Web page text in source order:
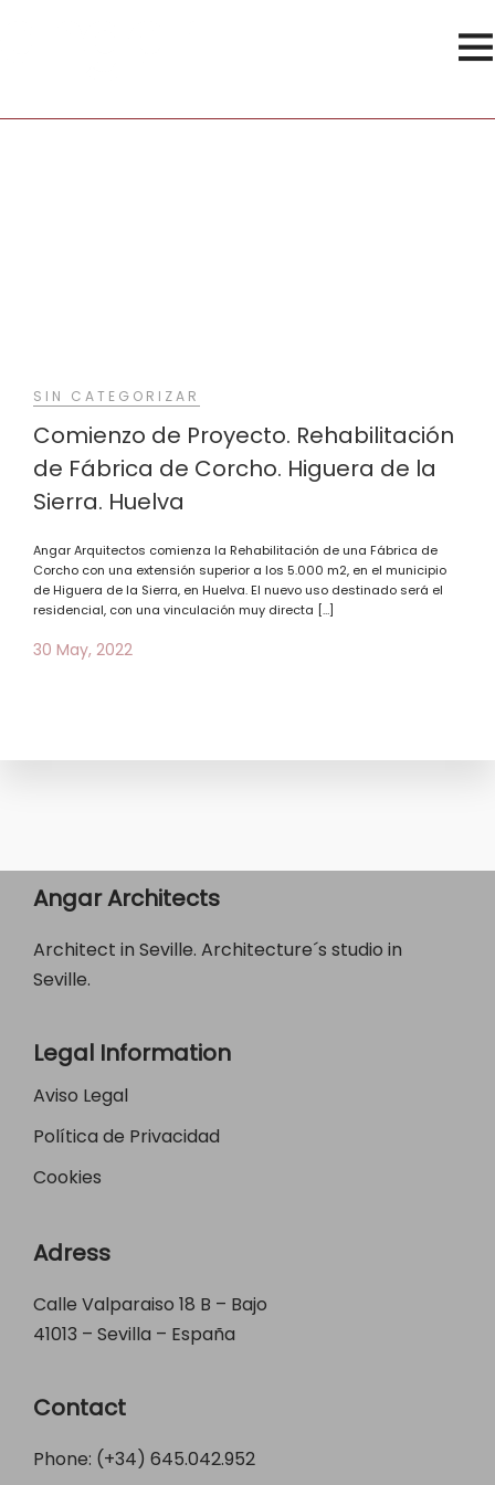
SIN CATEGORIZAR
Comienzo de Proyecto. Rehabilitación
de Fábrica de Corcho. Higuera de la
Sierra. Huelva
Angar Arquitectos comienza la Rehabilitación de una Fábrica de
Corcho con una extensión superior a los 5.000 m2, en el municipio
de Higuera de la Sierra, en Huelva. El nuevo uso destinado será el
residencial, con una vinculación muy directa […]
30 May, 2022
Angar Architects
Architect in Seville. Architecture´s studio in
Seville.
Legal Information
Aviso Legal
Política de Privacidad
Cookies
Adress
Calle Valparaiso 18 B – Bajo
41013 – Sevilla – España
Contact
Phone: (+34) 645.042.952